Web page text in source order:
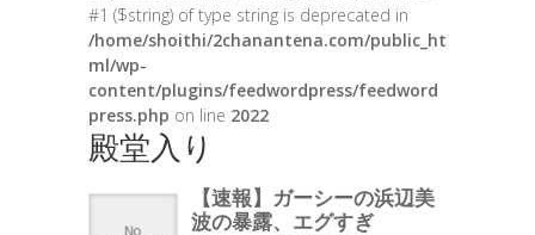
#1 ($string) of type string is deprecated in
/home/shoithi/2chanantena.com/public_ht
ml/wp-
content/plugins/feedwordpress/feedword
press.php on line 2022
殿堂入り